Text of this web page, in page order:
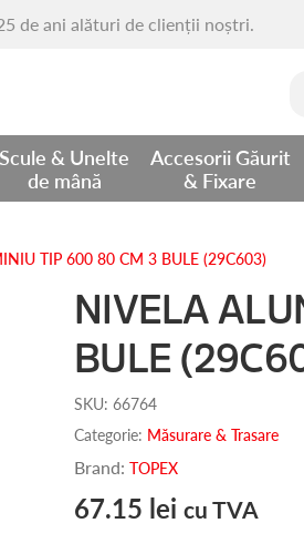
de ani alături de clienții noștri.
Scule & Unelte
de mână
Accesorii Găurit
& Fixare
TIP 600 80 CM 3 BULE (29C603)
NIVELA
BULE
SKU: 66764
Categorie: Măsurare & Trasare
Brand: TOPEX
67.15 lei cu TVA